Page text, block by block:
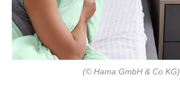
(© Hama GmbH & Co KG)